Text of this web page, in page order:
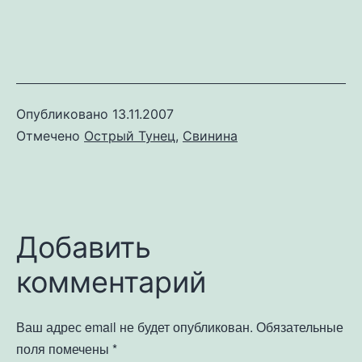
Опубликовано 13.11.2007
Отмечено Острый Тунец, Свинина
Добавить
комментарий
Ваш адрес email не будет опубликован. Обязательные
поля помечены *